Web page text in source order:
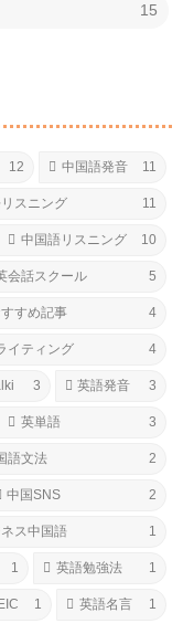
15
12 中国語発音 11
スニング 11
中国語リスニング 10
会話スクール 5
すめ記事 4
イティング 4
3 英語発音 3
英単語 3
語文法 2
中国SNS 2
ス中国語 1
1 英語勉強法 1
1 英語名言 1